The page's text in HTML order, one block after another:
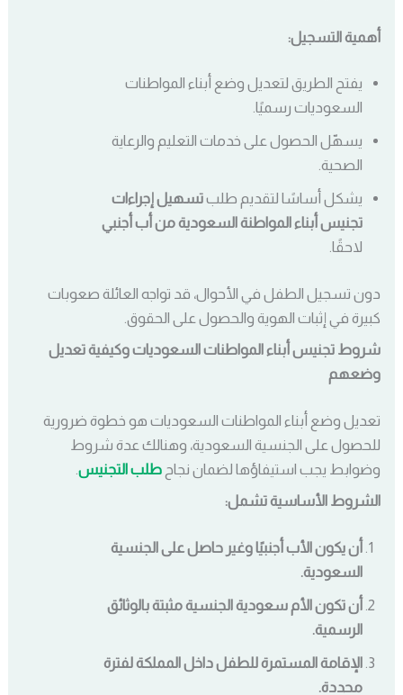
أهمية التسجيل:
يفتح الطريق لتعديل وضع أبناء المواطنات
السعوديات رسميًا.
يسهّل الحصول على خدمات التعليم والرعاية
الصحية.
يشكل أساسًا لتقديم طلبتسهيل إجراءات
تجنيس أبناء المواطنة السعودية من أب أجنبي
لاحقًا.
دون تسجيل الطفل في الأحوال، قد تواجه العائلة صعوبات
كبيرة في إثبات الهوية والحصول على الحقوق.
شروط تجنيس أبناء المواطنات السعوديات وكيفية تعديل
وضعهم
تعديل وضع أبناء المواطنات السعوديات هو خطوة ضرورية
للحصول على الجنسية السعودية، وهنالك عدة شروط
وضوابط يجب استيفاؤها لضمان نجاح طلب التجنيس
الشروط الأساسية تشمل:
أن يكون الأب أجنبيًا وغير حاصل على الجنسية
السعودية.
أن تكون الأم سعودية الجنسية مثبتة بالوثائق
الرسمية.
الإقامة المستمرة للطفل داخل المملكة لفترة
محددة.